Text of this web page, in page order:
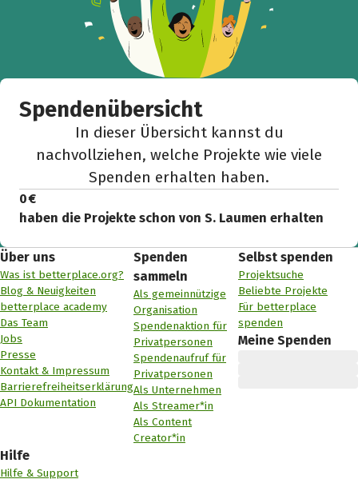
Spendenübersicht
In dieser Übersicht kannst du
nachvollziehen, welche Projekte wie viele
Spenden erhalten haben.
0 €
haben die Projekte schon von S. Laumen erhalten
Über uns
Was ist betterplace.org?
Blog & Neuigkeiten
betterplace academy
Das Team
Jobs
Presse
Kontakt & Impressum
Barrierefreiheitserklärung
API Dokumentation
Spenden
sammeln
Als gemeinnützige
Organisation
Spendenaktion für
Privatpersonen
Spendenaufruf für
Privatpersonen
Als Unternehmen
Als Streamer*in
Als Content
Creator*in
Selbst spenden
Projektsuche
Beliebte Projekte
Für betterplace
spenden
Meine Spenden
Hilfe
Hilfe & Support